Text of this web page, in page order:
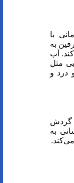
با
به
آب
مثل
درد و
گردش
به